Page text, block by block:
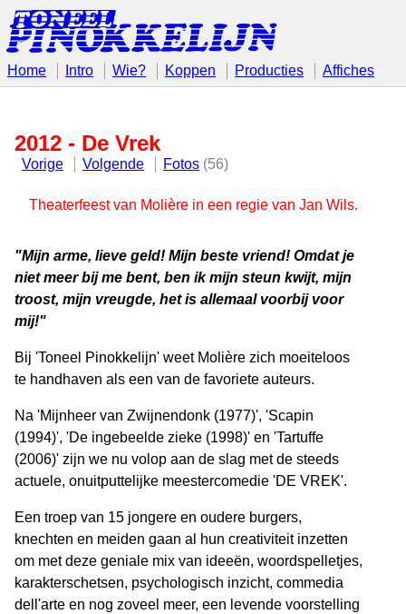
Home Intro Wie? Koppen Producties Affiches
2012 - De Vrek
Vorige Volgende Fotos (56)
Theaterfeest van Molière in een regie van Jan Wils.
"Mijn arme, lieve geld! Mijn beste vriend! Omdat je
niet meer bij me bent, ben ik mijn steun kwijt, mijn
troost, mijn vreugde, het is allemaal voorbij voor
mij!"
Bij 'Toneel Pinokkelijn' weet Molière zich moeiteloos
te handhaven als een van de favoriete auteurs.
Na 'Mijnheer van Zwijnendonk (1977)', 'Scapin
(1994)', 'De ingebeelde zieke (1998)' en 'Tartuffe
(2006)' zijn we nu volop aan de slag met de steeds
actuele, onuitputtelijke meestercomedie 'DE VREK'.
Een troep van 15 jongere en oudere burgers,
knechten en meiden gaan al hun creativiteit inzetten
om met deze geniale mix van ideeën, woordspelletjes,
karakterschetsen, psychologisch inzicht, commedia
dell'arte en nog zoveel meer, een levende voorstelling